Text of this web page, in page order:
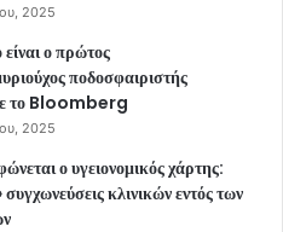
2025
ο πρώτος
ποδοσφαιριστής
το Bloomberg
2025
ο υγειονομικός χάρτης:
κλινικών εντός των